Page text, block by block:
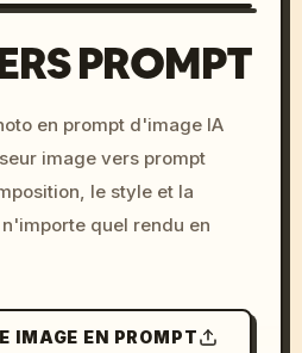
c, cyberpunk sunset, neon
colors, 8k --v 6.0
PROMPT
en prompt d'image IA
image vers prompt
le style et la
quel rendu en
IMAGE EN PROMPT